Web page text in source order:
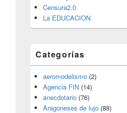
Censura2.0
La EDUCACION
Categorías
aeromodelismo (2)
Agencia FIN (14)
anecdotario (76)
Aragoneses de lujo (88)